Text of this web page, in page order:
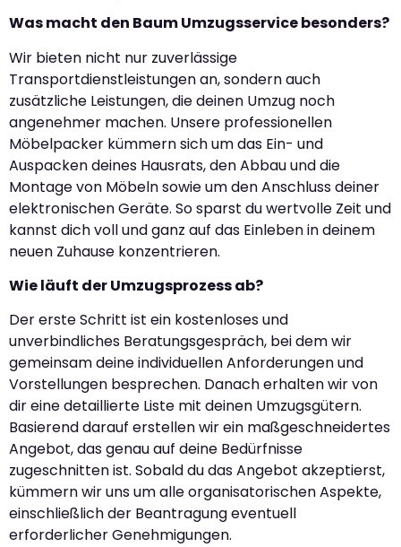
Was macht den Baum Umzugsservice besonders?
Wir bieten nicht nur zuverlässige
Transportdienstleistungen an, sondern auch
zusätzliche Leistungen, die deinen Umzug noch
angenehmer machen. Unsere professionellen
Möbelpacker kümmern sich um das Ein- und
Auspacken deines Hausrats, den Abbau und die
Montage von Möbeln sowie um den Anschluss deiner
elektronischen Geräte. So sparst du wertvolle Zeit und
kannst dich voll und ganz auf das Einleben in deinem
neuen Zuhause konzentrieren.
Wie läuft der Umzugsprozess ab?
Der erste Schritt ist ein kostenloses und
unverbindliches Beratungsgespräch, bei dem wir
gemeinsam deine individuellen Anforderungen und
Vorstellungen besprechen. Danach erhalten wir von
dir eine detaillierte Liste mit deinen Umzugsgütern.
Basierend darauf erstellen wir ein maßgeschneidertes
Angebot, das genau auf deine Bedürfnisse
zugeschnitten ist. Sobald du das Angebot akzeptierst,
kümmern wir uns um alle organisatorischen Aspekte,
einschließlich der Beantragung eventuell
erforderlicher Genehmigungen.